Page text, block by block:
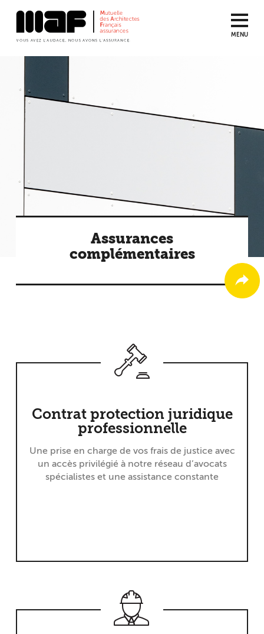
contenu
principal
MENU
Assurances
complémentaires
Contrat protection juridique
professionnelle
Une prise en charge de vos frais de justice avec
un accès privilégié à notre réseau d’avocats
spécialistes et une assistance constante